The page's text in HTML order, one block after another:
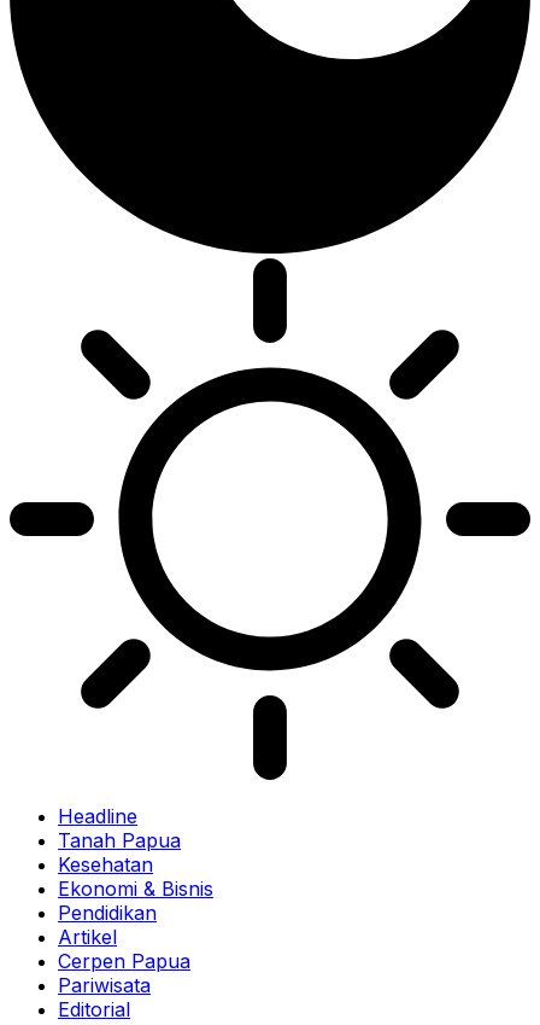
Headline
Tanah Papua
Kesehatan
Ekonomi & Bisnis
Pendidikan
Artikel
Cerpen Papua
Pariwisata
Editorial